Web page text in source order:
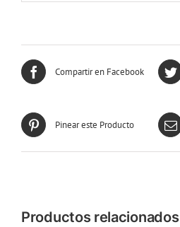
Compartir en Facebook
Pinear este Producto
Productos relacionados